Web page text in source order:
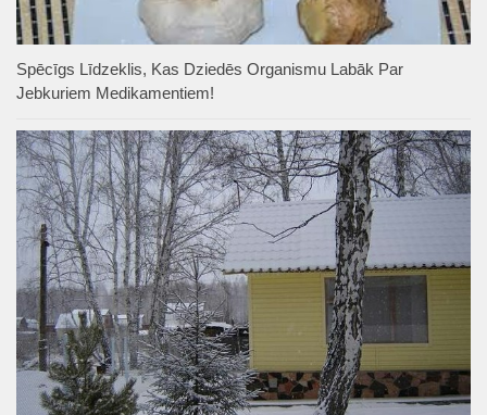
Spēcīgs Līdzeklis, Kas Dziedēs Organismu Labāk Par
Jebkuriem Medikamentiem!